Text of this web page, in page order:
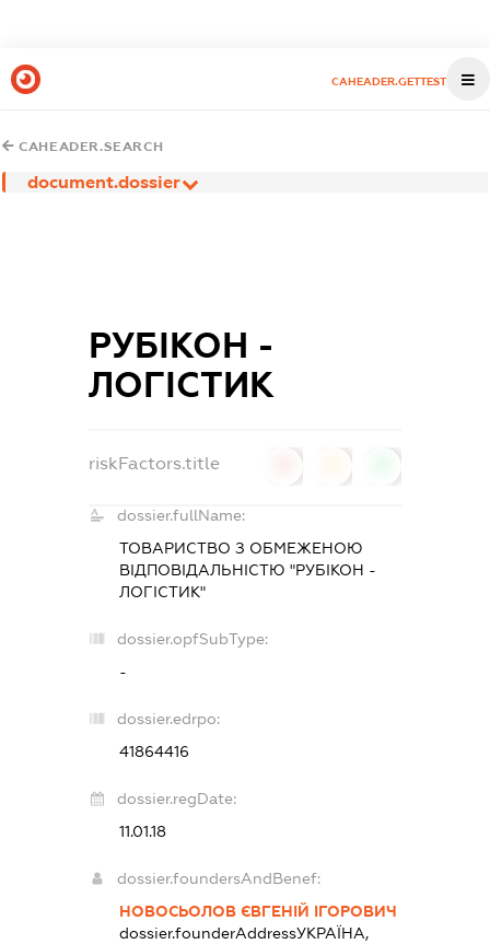
CAHEADER.GETTEST
CAHEADER.SEARCH
document.dossier
РУБІКОН -
ЛОГІСТИК
riskFactors.title
dossier.fullName:
ТОВАРИСТВО З ОБМЕЖЕНОЮ
ВІДПОВІДАЛЬНІСТЮ "РУБІКОН -
ЛОГІСТИК"
dossier.opfSubType:
-
dossier.edrpo:
41864416
dossier.regDate:
11.01.18
dossier.foundersAndBenef:
НОВОСЬОЛОВ ЄВГЕНІЙ ІГОРОВИЧ
dossier.founderAddressУКРАЇНА,